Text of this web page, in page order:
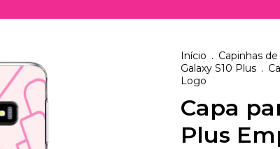
Início . Capinhas
Galaxy S10 Plus .
Logo
Capa
Plus